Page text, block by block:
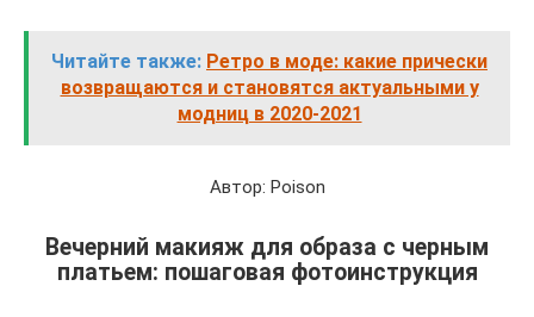
Читайте также: Ретро в моде: какие прически
возвращаются и становятся актуальными у
модниц в 2020-2021
Автор: Poison
Вечерний макияж для образа с черным
платьем: пошаговая фотоинструкция